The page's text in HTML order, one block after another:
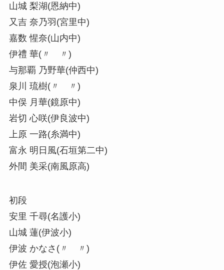
山城 梨湖(恩納中)
又吉 奈乃羽(宮里中)
嘉数 惺奈(山内中)
伊禮 華(〃 〃)
与那覇 乃野華(仲西中)
泉川 琉樹(〃 〃)
中俣 月華(鏡原中)
岩切 心咲(伊良波中)
上原 一路(糸満中)
富永 明日風(石垣第二中)
外間 美采(南風原高)
初段
安里 千尋(名護小)
山城 蓮(伊波小)
伊波 かなさ(〃 〃)
伊佐 愛授(泡瀬小)